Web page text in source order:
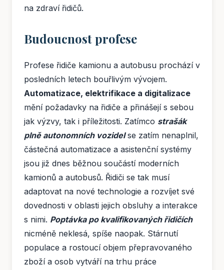
na zdraví řidičů.
Budoucnost profese
Profese řidiče kamionu a autobusu prochází v
posledních letech bouřlivým vývojem.
Automatizace, elektrifikace a digitalizace
mění požadavky na řidiče a přinášejí s sebou
jak výzvy, tak i příležitosti. Zatímco strašák
plně autonomních vozidelse zatím nenaplnil,
částečná automatizace a asistenční systémy
jsou již dnes běžnou součástí moderních
kamionů a autobusů. Řidiči se tak musí
adaptovat na nové technologie a rozvíjet své
dovednosti v oblasti jejich obsluhy a interakce
s nimi. Poptávka po kvalifikovaných řidičích
nicméně neklesá, spíše naopak. Stárnutí
populace a rostoucí objem přepravovaného
zboží a osob vytváří na trhu práce